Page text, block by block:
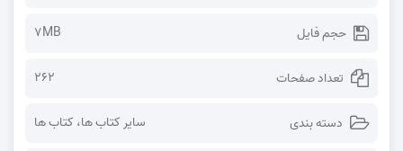
حجم فایل 7MB
تعداد صفحات 262
دسته بندی سایر کتاب ها، کتاب ها